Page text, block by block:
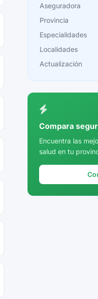
Cáceres
Cádiz
Cantabria
Castellón
Córdoba
Cuenca
Girona
Aseguradora
Provincia
Especialidades
Localidades
Actualización
Compara
Encuentra las
salud en tu